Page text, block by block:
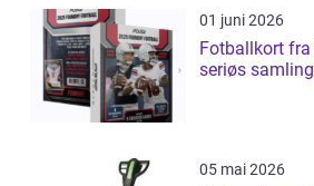
01 juni 2026
Fotballkort fra barndomsminner til
seriøs samling
05 mai 2026